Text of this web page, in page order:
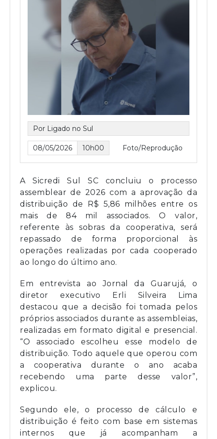
Por Ligado no Sul
08/05/2026 10h00 Foto/Reprodução
A Sicredi Sul SC concluiu o processo
assemblear de 2026 com a aprovação da
distribuição de R$ 5,86 milhões entre os
mais de 84 mil associados. O valor,
referente às sobras da cooperativa, será
repassado de forma proporcional às
operações realizadas por cada cooperado
ao longo do último ano.
Em entrevista ao Jornal da Guarujá, o
diretor executivo Erli Silveira Lima
destacou que a decisão foi tomada pelos
próprios associados durante as assembleias,
realizadas em formato digital e presencial.
“O associado escolheu esse modelo de
distribuição. Todo aquele que operou com
a cooperativa durante o ano acaba
recebendo uma parte desse valor”,
explicou.
Segundo ele, o processo de cálculo e
distribuição é feito com base em sistemas
internos que já acompanham a